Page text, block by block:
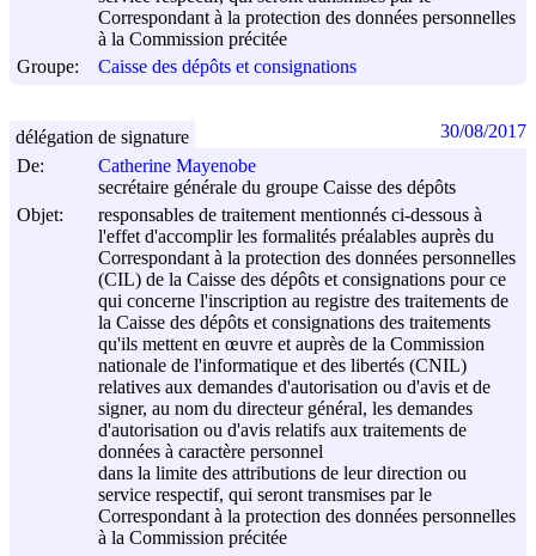
Correspondant à la protection des données personnelles
à la Commission précitée
Groupe:
Caisse des dépôts et consignations
De:
Catherine Mayenobe
secrétaire générale du groupe Caisse des dépôts
Objet:
responsables de traitement mentionnés ci-dessous à
l'effet d'accomplir les formalités préalables auprès du
Correspondant à la protection des données personnelles
(CIL) de la Caisse des dépôts et consignations pour ce
qui concerne l'inscription au registre des traitements de
la Caisse des dépôts et consignations des traitements
qu'ils mettent en œuvre et auprès de la Commission
nationale de l'informatique et des libertés (CNIL)
relatives aux demandes d'autorisation ou d'avis et de
signer, au nom du directeur général, les demandes
d'autorisation ou d'avis relatifs aux traitements de
données à caractère personnel
dans la limite des attributions de leur direction ou
service respectif, qui seront transmises par le
Correspondant à la protection des données personnelles
à la Commission précitée
délégation de signature 30/08/2017